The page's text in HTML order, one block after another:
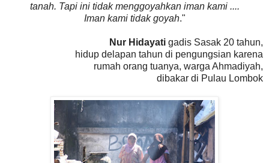
tanah. Tapi ini tidak menggoyahkan iman kami ....
Iman kami tidak goyah."
Nur Hidayati gadis Sasak 20 tahun,
hidup delapan tahun di pengungsian karena
rumah orang tuanya, warga Ahmadiyah,
dibakar di Pulau Lombok